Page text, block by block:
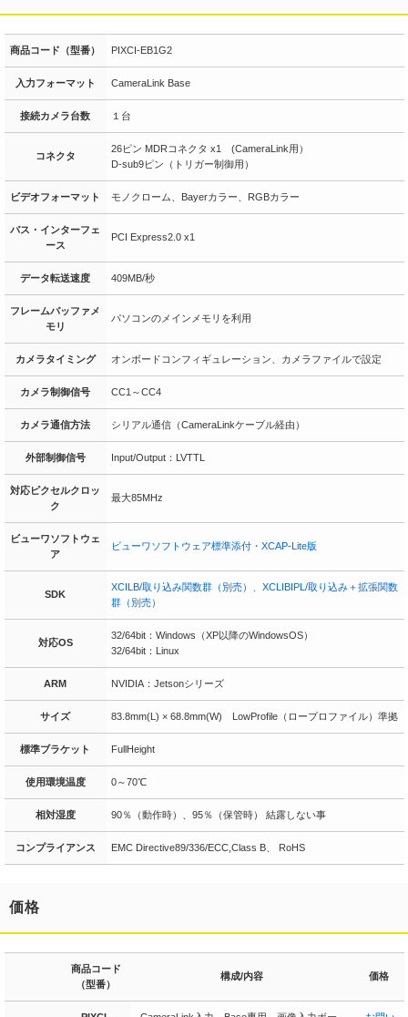
商品コード（型番） PIXCI-EB1G2
入力フォーマット CameraLink Base
接続カメラ台数 １台
コネクタ
26ピン MDRコネクタ x1 (CameraLink用）
D-sub9ピン（トリガー制御用）
ビデオフォーマット モノクローム、Bayerカラー、RGBカラー
バス・インターフェ
ース
PCI Express2.0 x1
データ転送速度 409MB/秒
フレームバッファメ
モリ
パソコンのメインメモリを利用
カメラタイミング オンボードコンフィギュレーション、カメラファイルで設定
カメラ制御信号 CC1～CC4
カメラ通信方法 シリアル通信（CameraLinkケーブル経由）
外部制御信号 Input/Output：LVTTL
対応ピクセルクロッ
ク
最大85MHz
ビューワソフトウェ
ア
ビューワソフトウェア標準添付・XCAP-Lite版
SDK
XCILB/取り込み関数群（別売）、XCLIBIPL/取り込み＋拡張関数
群（別売）
対応OS
32/64bit：Windows（XP以降のWindowsOS）
32/64bit：Linux
ARM NVIDIA：Jetsonシリーズ
サイズ 83.8mm(L) × 68.8mm(W) LowProfile（ロープロファイル）準拠
標準ブラケット FullHeight
使用環境温度 0～70℃
相対湿度 90％（動作時）、95％（保管時） 結露しない事
コンプライアンス EMC Directive89/336/ECC,Class B、 RoHS
価格
商品コード
（型番）
構成/内容 価格